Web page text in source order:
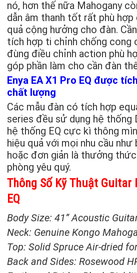
nó, hơn thế nữa Mahogany
dẫn âm thanh tốt rất phù
quả cộng hưởng cho đàn.
tích hợp ti chỉnh chống cong
đùng điều chỉnh action phù
góp phần làm cho cần đàn
Enya EA X1 Pro EQ được
chất lượng
Các mẫu đàn có tích hợp
series đều sử dụng hệ thống
hệ thống EQ cực kì thông
hiệu quả với mọi nhu cầu như
hoặc đơn giản là thưởng
phòng yêu quý.
Thông Số Kỹ Thuật Guitar
EQ
Body Size: 41” Acoustic
Neck: Genuine Kongo
Top: Solid Spruce Air-dried
Back and Sides: Rosewood